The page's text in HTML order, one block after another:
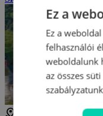
Ez a
Ez a
felhasználói
weboldalunk
az összes